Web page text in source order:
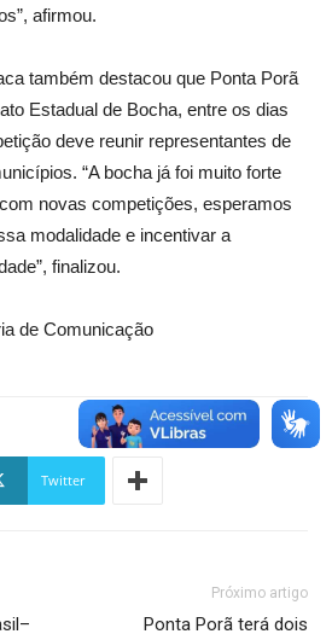
afirmou.
também destacou que Ponta Porã
Estadual de Bocha, entre os dias
deve reunir representantes de
“A bocha já foi muito forte
novas competições, esperamos
modalidade e incentivar a
finalizou.
de Comunicação
Twitter
Próximo artigo
Ponta Porã terá dois